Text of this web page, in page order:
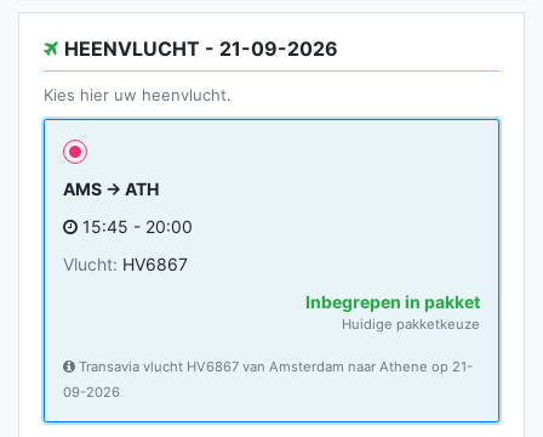
HEENVLUCHT - 21-09-2026
Kies hier uw heenvlucht.
AMS → ATH
15:45 - 20:00
Vlucht: HV6867
Inbegrepen in pakket
Huidige pakketkeuze
Transavia vlucht HV6867 van Amsterdam naar Athene op 21-
09-2026